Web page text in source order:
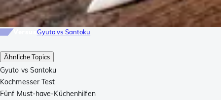
Ähnliche Topics
Gyuto vs Santoku
Kochmesser Test
Fünf Must-have-Küchenhilfen
Gyuto vs Santoku